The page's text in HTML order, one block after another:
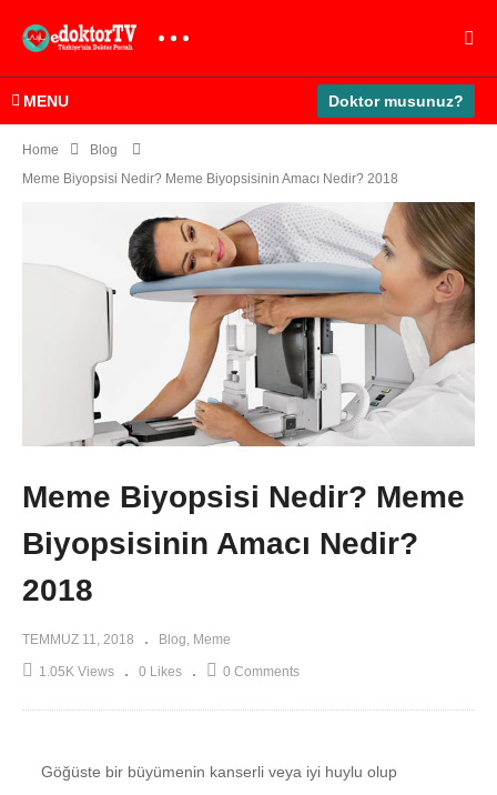
MENU Doktor musunuz?
Home
Blog
Meme Biyopsisi Nedir? Meme Biyopsisinin Amacı Nedir? 2018
Meme Biyopsisi Nedir? Meme
Biyopsisinin Amacı Nedir?
2018
TEMMUZ 11, 2018 Blog Meme
1.05K Views 0 Likes 0 Comments
Göğüste bir büyümenin kanserli veya iyi huylu olup